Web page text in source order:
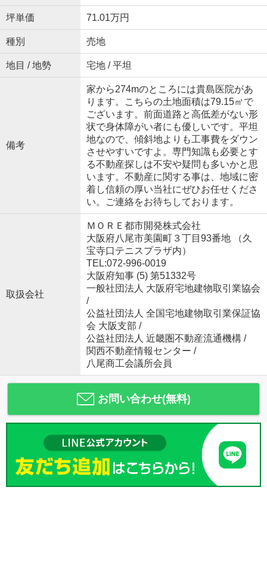
坪単価 71.01万円
種別 売地
地目 / 地勢 宅地 / 平坦
備考
家から274mのところには貴島医院があ
ります。こちらの土地面積は79.15㎡で
ございます。前面道路と高低差がない形
状で身体障がい者にも優しいです。平坦
地なので、傾斜地よりも工事費をダウン
させやすいですよ。専門知識も必要とす
る不動産探しは不安や疑問も多いかと思
います。不動産に関する事は、地域に密
着し信頼の厚い当社にぜひお任せくださ
い。ご連絡をお待ちしております。
取扱会社
ＭＯＲＥ都市開発株式会社
大阪府八尾市美園町３丁目93番地 （久
宝寺口テニスプラザ内）
TEL:072-996-0019
大阪府知事 (5) 第51332号
一般社団法人 大阪府宅地建物取引業協会
/
公益社団法人 全国宅地建物取引業保証協
会 大阪支部 /
公益社団法人 近畿圏不動産流通機構 /
関西不動産情報センター /
八尾商工会議所会員
お問い合わせ(無料)